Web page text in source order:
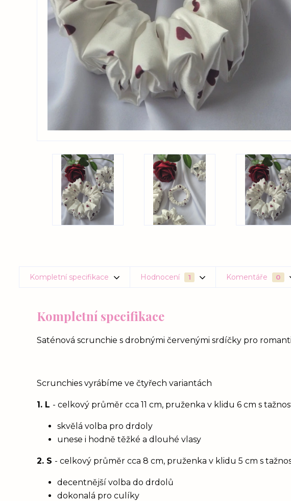
Kompletní specifikace Hodnocení 1 Komentáře 0
Kompletní specifikace
Saténová scrunchie s drobnými červenými srdíčky pro
Scrunchies vyrábíme ve čtyřech variantách
1. L - celkový průměr cca 11 cm, pruženka v klidu 6 cm s
skvělá volba pro drdoly
unese i hodně těžké a dlouhé vlasy
2. S - celkový průměr cca 8 cm, pruženka v klidu 5 cm s
decentnější volba do drdolů
dokonalá pro culíky